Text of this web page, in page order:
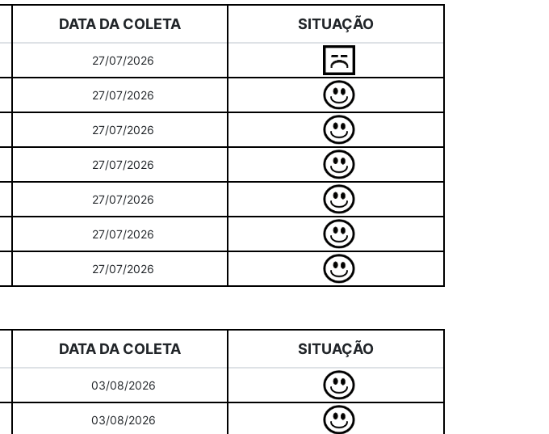
DATA DA COLETA SITUAÇÃO
27/07/2026
27/07/2026
27/07/2026
27/07/2026
27/07/2026
27/07/2026
27/07/2026
DATA DA COLETA SITUAÇÃO
03/08/2026
03/08/2026